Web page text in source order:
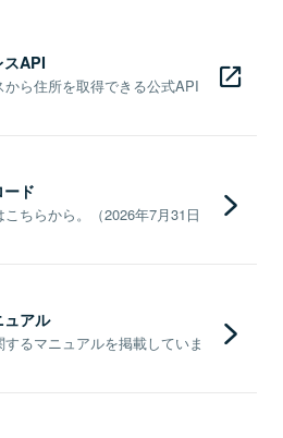
スAPI
ら住所を取得できる公式API
ド
ちらから。（2026年7月31日
アル
るマニュアルを掲載していま